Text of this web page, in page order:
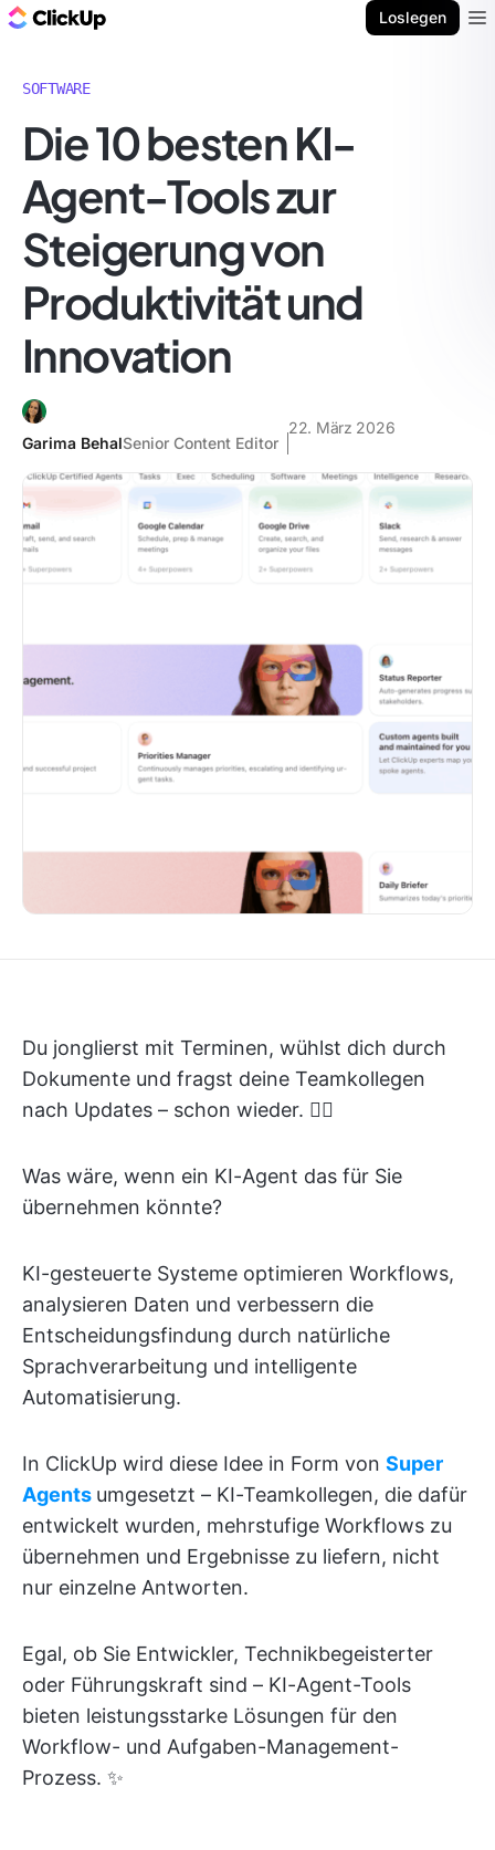
Loslegen
SOFTWARE
Die 10 besten KI-
Agent-Tools zur
Steigerung von
Produktivität und
Innovation
Garima BehalSenior Content Editor
22. März 2026
Du jonglierst mit Terminen, wühlst dich durch
Dokumente und fragst deine Teamkollegen
nach Updates – schon wieder. 😵‍💫
Was wäre, wenn ein KI-Agent das für Sie
übernehmen könnte?
KI-gesteuerte Systeme optimieren Workflows,
analysieren Daten und verbessern die
Entscheidungsfindung durch natürliche
Sprachverarbeitung und intelligente
Automatisierung.
In ClickUp wird diese Idee in Form von Super
Agents umgesetzt – KI-Teamkollegen, die dafür
entwickelt wurden, mehrstufige Workflows zu
übernehmen und Ergebnisse zu liefern, nicht
nur einzelne Antworten.
Egal, ob Sie Entwickler, Technikbegeisterter
oder Führungskraft sind – KI-Agent-Tools
bieten leistungsstarke Lösungen für den
Workflow- und Aufgaben-Management-
Prozess. ✨